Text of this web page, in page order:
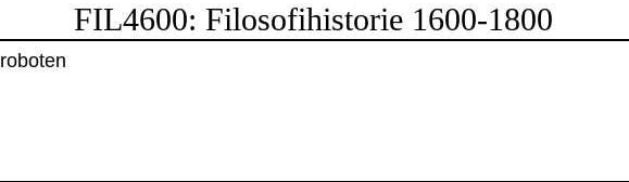
FIL4600: Filosofihistorie 1600-1800